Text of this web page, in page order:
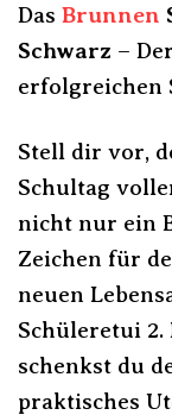
Das Brunnen
Schwarz –
erfolgreichen
Stell dir vor,
Schultag
nicht nur ein
Zeichen für
neuen
Schüleretui 2.
schenkst du
praktisches